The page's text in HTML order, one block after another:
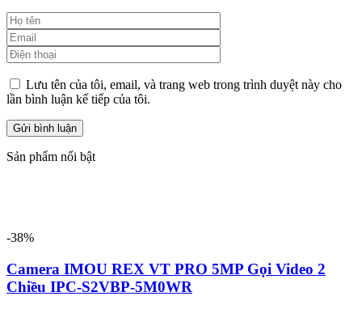
Lưu tên của tôi, email, và trang web trong trình duyệt này cho
lần bình luận kế tiếp của tôi.
Sản phẩm nổi bật
-38%
Camera IMOU REX VT PRO 5MP Gọi Video 2
Chiều IPC-S2VBP-5M0WR